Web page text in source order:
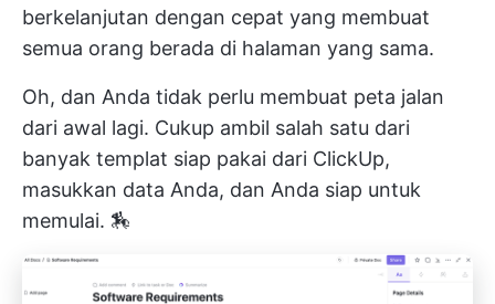
berkelanjutan dengan cepat yang membuat
semua orang berada di halaman yang sama.
Oh, dan Anda tidak perlu membuat peta jalan
dari awal lagi. Cukup ambil salah satu dari
banyak templat siap pakai dari ClickUp,
masukkan data Anda, dan Anda siap untuk
memulai. 🏇